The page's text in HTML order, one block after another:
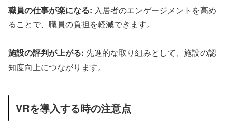
職員の仕事が楽になる: 入居者のエンゲージメントを高め
ることで、職員の負担を軽減できます。
施設の評判が上がる: 先進的な取り組みとして、施設の認
知度向上につながります。
VRを導入する時の注意点